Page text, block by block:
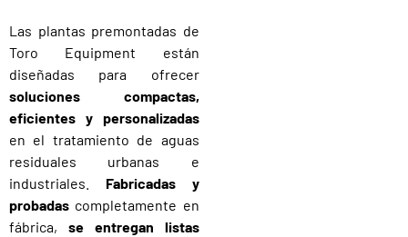
Las plantas premontadas de
Toro Equipment están
diseñadas para ofrecer
soluciones compactas,
eficientes y personalizadas
en el tratamiento de aguas
residuales urbanas e
industriales. Fabricadas y
probadas completamente en
fábrica, se entregan listas